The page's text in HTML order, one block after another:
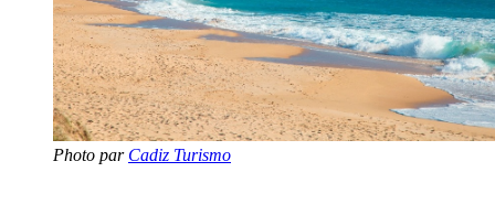
Photo par Cadiz Turismo